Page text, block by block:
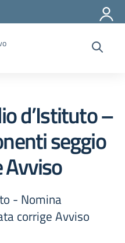
d’Istituto –
seggio
- Nomina
corrige Avviso